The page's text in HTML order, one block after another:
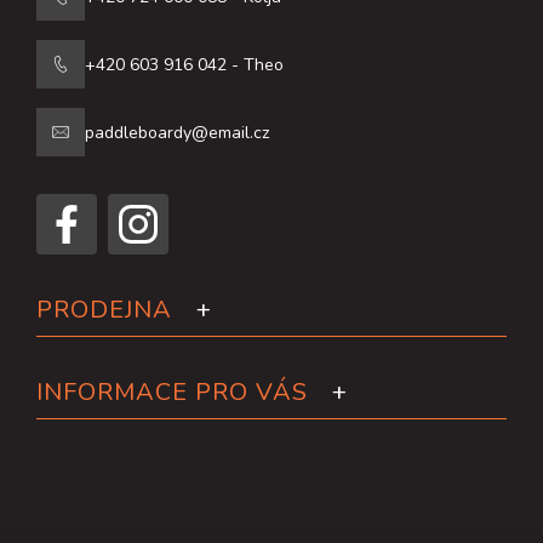
+420 603 916 042 - Theo
paddleboardy@email.cz
PRODEJNA
INFORMACE PRO VÁS